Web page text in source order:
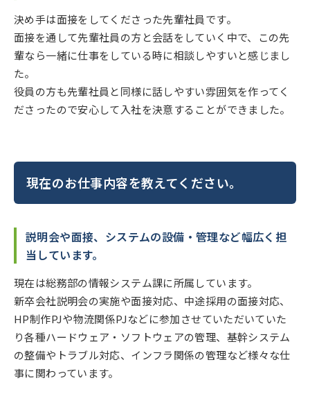
決め手は面接をしてくださった先輩社員です。
面接を通して先輩社員の方と会話をしていく中で、この先
輩なら一緒に仕事をしている時に相談しやすいと感じまし
た。
役員の方も先輩社員と同様に話しやすい雰囲気を作ってく
ださったので安心して入社を決意することができました。
現在のお仕事内容を教えてください。
説明会や面接、システムの設備・管理など幅広く担
当しています。
現在は総務部の情報システム課に所属しています。
新卒会社説明会の実施や面接対応、中途採用の面接対応、
HP制作PJや物流関係PJなどに参加させていただいていた
り各種ハードウェア・ソフトウェアの管理、基幹システム
の整備やトラブル対応、インフラ関係の管理など様々な仕
事に関わっています。